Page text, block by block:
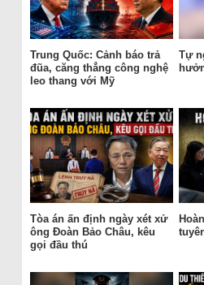
Trung Quốc: Cảnh báo trả
đũa, căng thẳng công nghệ
leo thang với Mỹ
Tự
Tòa án ấn định ngày xét xử
ông Đoàn Bảo Châu, kêu
gọi đầu thú